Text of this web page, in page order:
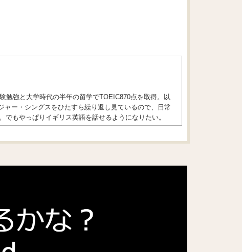
勉強と大学時代の半年の留学でTOEIC870点を取得。以
ー・シングスをひたすら繰り返し見ているので、日常
もやっぱりイギリス英語を話せるようになりたい。